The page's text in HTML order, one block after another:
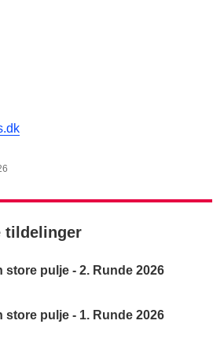
tildelinger
store pulje - 2. Runde 2026
store pulje - 1. Runde 2026